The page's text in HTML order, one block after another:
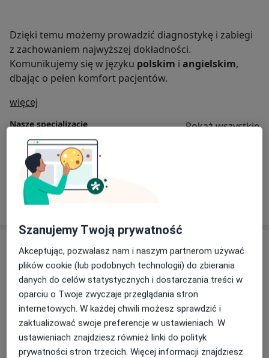
Dzięki temu możemy prowadzić diagnostykę i zabiegi
z zachowaniem najwyższej dokładności.
Komunikujemy się w języku polskim i angielskim,
dbając o pełen komfort pacjentów.
więcej
Nasze specjalizacje Pokaż wszystkie
Laryngologia
Usługi
Wszystkie
Botoks
Od 600 zł
Szczegóły Botoks
Szanujemy Twoją prywatność
Akceptując, pozwalasz nam i naszym partnerom używać
plików cookie (lub podobnych technologii) do zbierania
danych do celów statystycznych i dostarczania treści w
oparciu o Twoje zwyczaje przeglądania stron
internetowych. W każdej chwili możesz sprawdzić i
zaktualizować swoje preferencje w ustawieniach. W
ustawieniach znajdziesz również linki do polityk
prywatności stron trzecich. Więcej informacji znajdziesz